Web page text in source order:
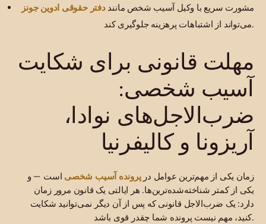
مشورت سریع با وکیل آسیب شخص مانند دفتر حقوقی ادوین جونز
می‌تواند از اشتباهات پرهزینه جلوگیری کند.
مهلت قانونی برای شکایت
آسیب شخصی:
ضرب‌الاجل‌های نوادا،
آریزونا و کالیفرنیا
زمان یکی از مهم‌ترین عوامل در پرونده آسیب شخصی است — و
یکی از کمتر شناخته‌شده‌ترین‌ها. هر ایالتی یک قانون مرور زمان
دارد: یک ضرب‌الاجل قانونی که پس از آن دیگر نمی‌توانید شکایت
کنید، مهم نیست پرونده شما چقدر قوی باشد.